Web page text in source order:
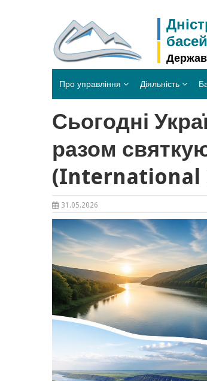
Про управління Діяльність
Сьогодні
разом
(International
31.05.2026